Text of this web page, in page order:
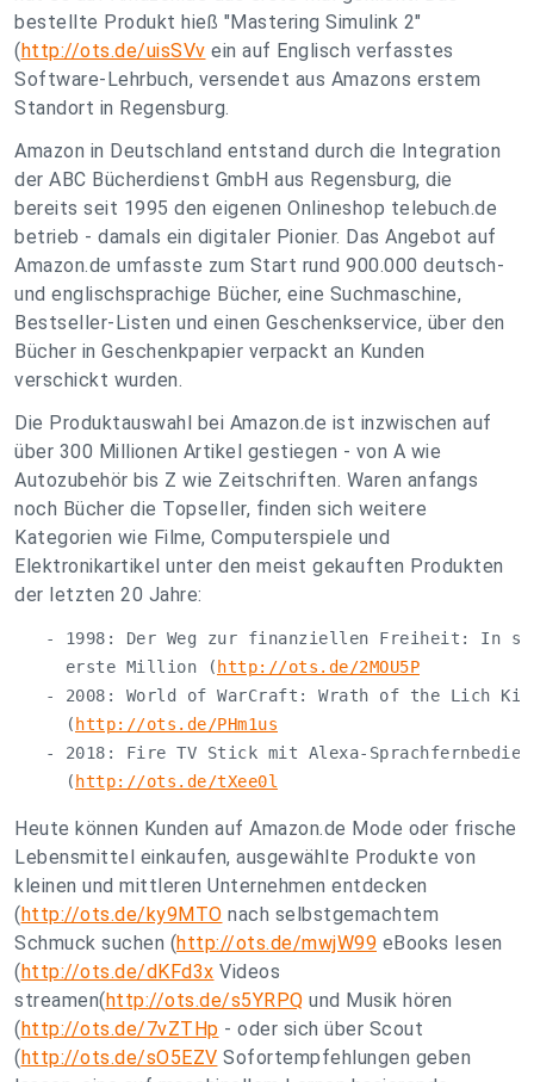
bestellte Produkt hieß "Mastering Simulink 2"
(http://ots.de/uisSVv ein auf Englisch verfasstes
Software-Lehrbuch, versendet aus Amazons erstem
Standort in Regensburg.
Amazon in Deutschland entstand durch die Integration
der ABC Bücherdienst GmbH aus Regensburg, die
bereits seit 1995 den eigenen Onlineshop telebuch.de
betrieb - damals ein digitaler Pionier. Das Angebot auf
Amazon.de umfasste zum Start rund 900.000 deutsch-
und englischsprachige Bücher, eine Suchmaschine,
Bestseller-Listen und einen Geschenkservice, über den
Bücher in Geschenkpapier verpackt an Kunden
verschickt wurden.
Die Produktauswahl bei Amazon.de ist inzwischen auf
über 300 Millionen Artikel gestiegen - von A wie
Autozubehör bis Z wie Zeitschriften. Waren anfangs
noch Bücher die Topseller, finden sich weitere
Kategorien wie Filme, Computerspiele und
Elektronikartikel unter den meist gekauften Produkten
der letzten 20 Jahre:
- 1998: Der Weg zur finanziellen Freiheit: In
     erste Million (
http://ots.de/2MOU5P
- 2008: World of WarCraft: Wrath of the Lich
     (
http://ots.de/PHm1us
- 2018: Fire TV Stick mit Alexa-
     (
http://ots.de/tXee0l
Heute können Kunden auf Amazon.de Mode oder frische
Lebensmittel einkaufen, ausgewählte Produkte von
kleinen und mittleren Unternehmen entdecken
(http://ots.de/ky9MTO nach selbstgemachtem
Schmuck suchen (http://ots.de/mwjW99 eBooks lesen
(http://ots.de/dKFd3x Videos
streamen(http://ots.de/s5YRPQ und Musik hören
(http://ots.de/7vZTHp - oder sich über Scout
(http://ots.de/sO5EZV Sofortempfehlungen geben